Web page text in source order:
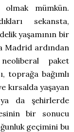
olmak mümkün.
sekansta,
yaşamının bir
Madrid ardından
paket
toprağa bağımlı
kırsalda yaşayan
da şehirlerde
bir sonucu
geçimini bu